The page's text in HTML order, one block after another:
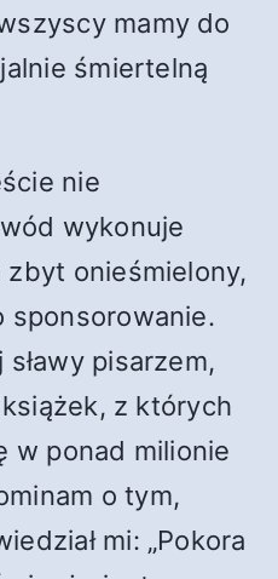
mamy do
śmiertelną
nie
wykonuje
zbyt onieśmielony,
sponsorowanie.
pisarzem,
z których
w ponad milionie
o tym,
mi: „Pokora